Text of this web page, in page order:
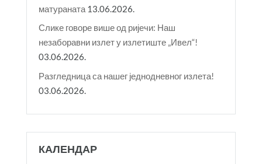
матураната 13.06.2026.
Слике говоре више од ријечи: Наш
незаборавни излет у излетиште „Ивел“!
03.06.2026.
Разгледница са нашег једнодневног излета!
03.06.2026.
КАЛЕНДАР